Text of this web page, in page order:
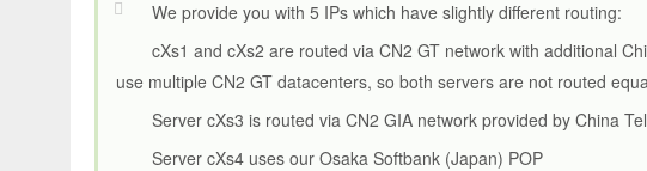
We provide you with 5 IPs which have slightly different routing:
cXs1 and cXs2 are routed via CN2 GT network with additional
use multiple CN2 GT datacenters, so both servers are not routed
Server cXs3 is routed via CN2 GIA network provided by China
Server cXs4 uses our Osaka Softbank (Japan) POP